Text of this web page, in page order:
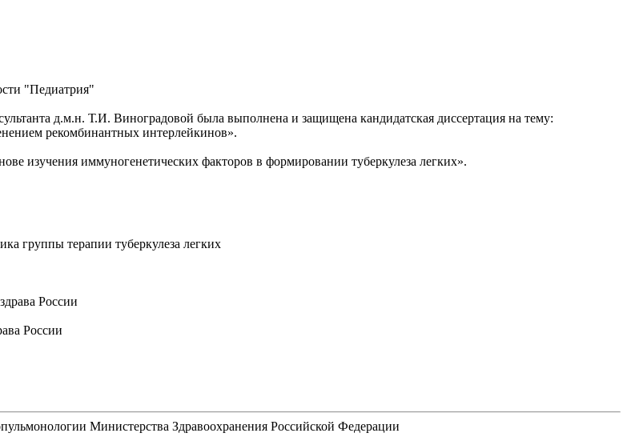
"Педиатрия"
д.м.н. Т.И. Виноградовой была выполнена и защищена кандидатская диссертация на тему:
рекомбинантных интерлейкинов».
изучения иммуногенетических факторов в формировании туберкулеза легких».
группы терапии туберкулеза легких
России
России
Министерства Здравоохранения Российской Федерации